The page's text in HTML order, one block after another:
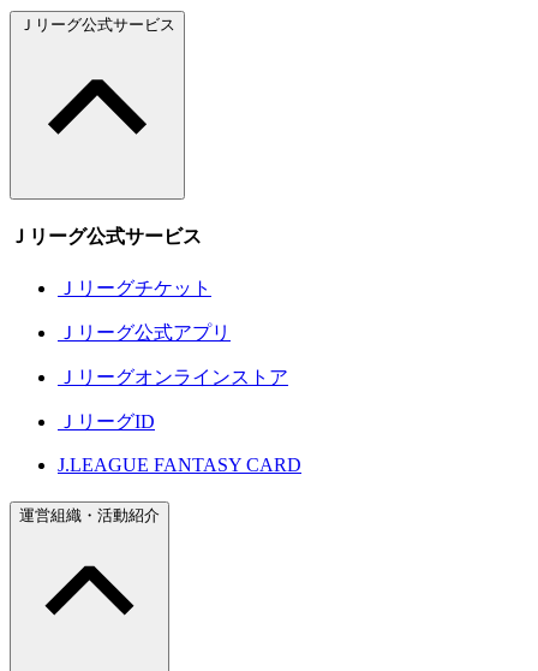
Ｊリーグ公式サービス
Ｊリーグ公式サービス
Ｊリーグチケット
Ｊリーグ公式アプリ
Ｊリーグオンラインストア
ＪリーグID
J.LEAGUE FANTASY CARD
運営組織・活動紹介